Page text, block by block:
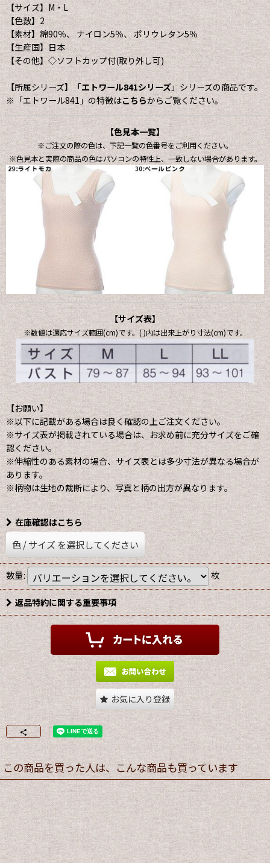
【サイズ】M・L
【色数】2
【素材】綿90％、 ナイロン5％、 ポリウレタン5％
【生産国】日本
【その他】◇ソフトカップ付(取り外し可)
【所属シリーズ】「エトワール841シリーズ」シリーズの商品です。
※「エトワール841」の特徴はこちらからご覧ください。
【色見本一覧】
※ご注文の際の色は、下記一覧の色番号をご利用ください。
※色見本と実際の商品の色はパソコンの特性上、一致しない場合があります。
【サイズ表】
※数値は適応サイズ範囲(cm)です。( )内は出来上がり寸法(cm)です。
【お願い】
※以下に記載がある場合は良く確認の上ご注文ください。
※サイズ表が掲載されている場合は、お求め前に充分サイズをご確
認ください。
※伸縮性のある素材の場合、サイズ表とは多少寸法が異なる場合が
あります。
※柄物は生地の裁断により、写真と柄の出方が異なります。
在庫確認はこちら
色/サイズを選択してください
数量: 枚
返品特約に関する重要事項
お気に入り登録
この商品を買った人は、こんな商品も買っています